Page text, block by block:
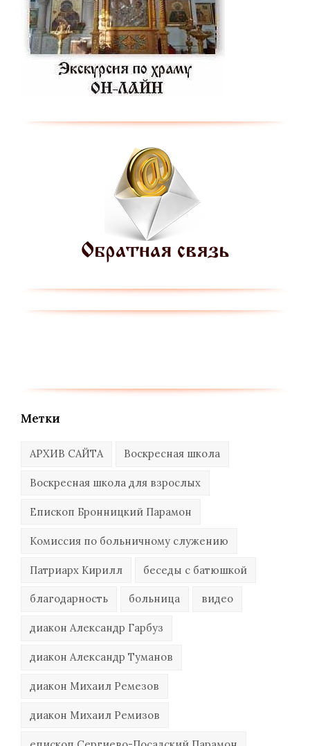
Метки
АРХИВ САЙТА Воскресная школа
Воскресная школа для взрослых
Епископ Бронницкий Парамон
Комиссия по больничному служению
Патриарх Кирилл беседы с батюшкой
благодарность больница видео
диакон Александр Гарбуз
диакон Александр Туманов
диакон Михаил Ремезов
диакон Михаил Ремизов